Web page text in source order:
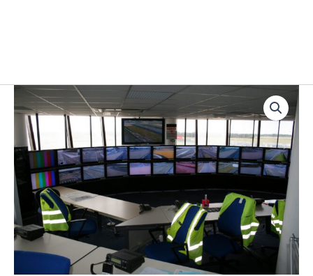
controlroom.it
quantità